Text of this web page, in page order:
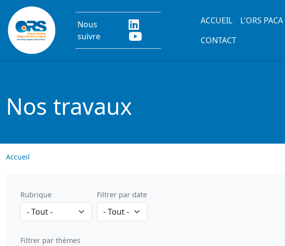
Aller au contenu principal
Nous
suivre
Main
ACCUEIL L'ORS PACA
CONTACT
Nos travaux
Accueil
Rubrique Filtrer par date
Filtrer par thèmes